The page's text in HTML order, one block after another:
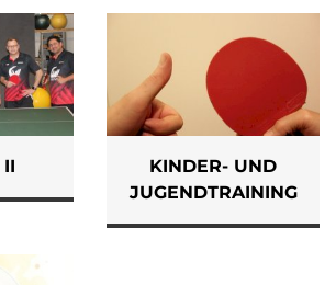
II
KINDER- UND
JUGENDTRAINING